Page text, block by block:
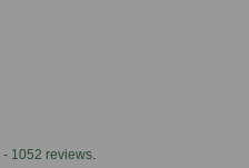
-1052 reviews.